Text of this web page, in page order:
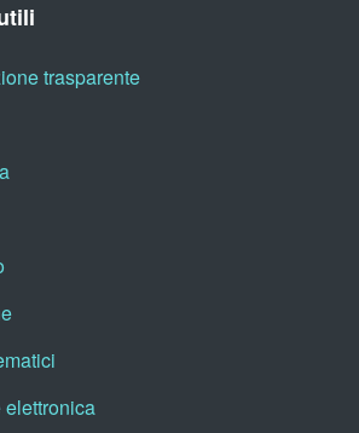
trasparente
elettronica